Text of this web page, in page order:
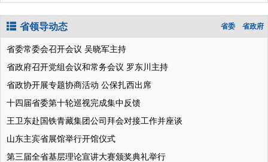
省领导动态 省政府
省委
省委常委会召开会议 吴晓军主持
省政府召开党组会议和常务会议 罗东川主持
省政协开展专题协商活动 公保扎西出席
十四届省委第十轮巡视完成集中反馈
王卫东赴国铁青藏集团公司拜会对接工作并座谈
山东主宾省展馆举行开馆仪式
第三届全省基层理论宣讲大赛颁奖典礼举行